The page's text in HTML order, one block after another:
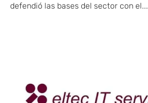
defendió las bases del sector con el...